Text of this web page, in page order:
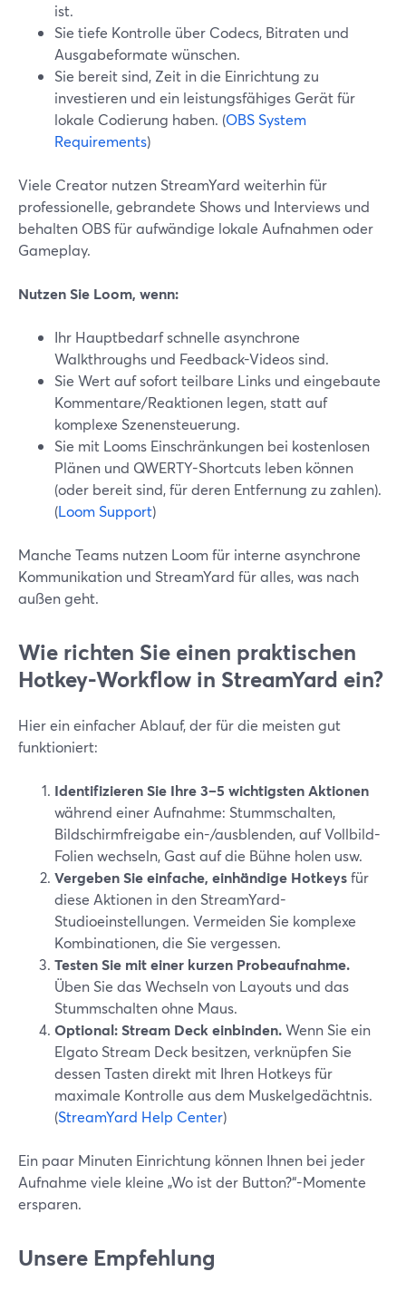
ist.
Sie tiefe Kontrolle über Codecs, Bitraten und
Ausgabeformate wünschen.
Sie bereit sind, Zeit in die Einrichtung zu
investieren und ein leistungsfähiges Gerät für
lokale Codierung haben. (OBS System
Requirements)
Viele Creator nutzen StreamYard weiterhin für
professionelle, gebrandete Shows und Interviews und
behalten OBS für aufwändige lokale Aufnahmen oder
Gameplay.
Nutzen Sie Loom, wenn:
Ihr Hauptbedarf schnelle asynchrone
Walkthroughs und Feedback-Videos sind.
Sie Wert auf sofort teilbare Links und eingebaute
Kommentare/Reaktionen legen, statt auf
komplexe Szenensteuerung.
Sie mit Looms Einschränkungen bei kostenlosen
Plänen und QWERTY-Shortcuts leben können
(oder bereit sind, für deren Entfernung zu zahlen).
(Loom Support)
Manche Teams nutzen Loom für interne asynchrone
Kommunikation und StreamYard für alles, was nach
außen geht.
Wie richten Sie einen praktischen
Hotkey-Workflow in StreamYard ein?
Hier ein einfacher Ablauf, der für die meisten gut
funktioniert:
Identifizieren Sie Ihre 3–5 wichtigsten Aktionen
während einer Aufnahme: Stummschalten,
Bildschirmfreigabe ein-/ausblenden, auf Vollbild-
Folien wechseln, Gast auf die Bühne holen usw.
Vergeben Sie einfache, einhändige Hotkeysfür
diese Aktionen in den StreamYard-
Studioeinstellungen. Vermeiden Sie komplexe
Kombinationen, die Sie vergessen.
Testen Sie mit einer kurzen Probeaufnahme.
Üben Sie das Wechseln von Layouts und das
Stummschalten ohne Maus.
Optional: Stream Deck einbinden.Wenn Sie ein
Elgato Stream Deck besitzen, verknüpfen Sie
dessen Tasten direkt mit Ihren Hotkeys für
maximale Kontrolle aus dem Muskelgedächtnis.
(StreamYard Help Center)
Ein paar Minuten Einrichtung können Ihnen bei jeder
Aufnahme viele kleine „Wo ist der Button?“-Momente
ersparen.
Unsere Empfehlung